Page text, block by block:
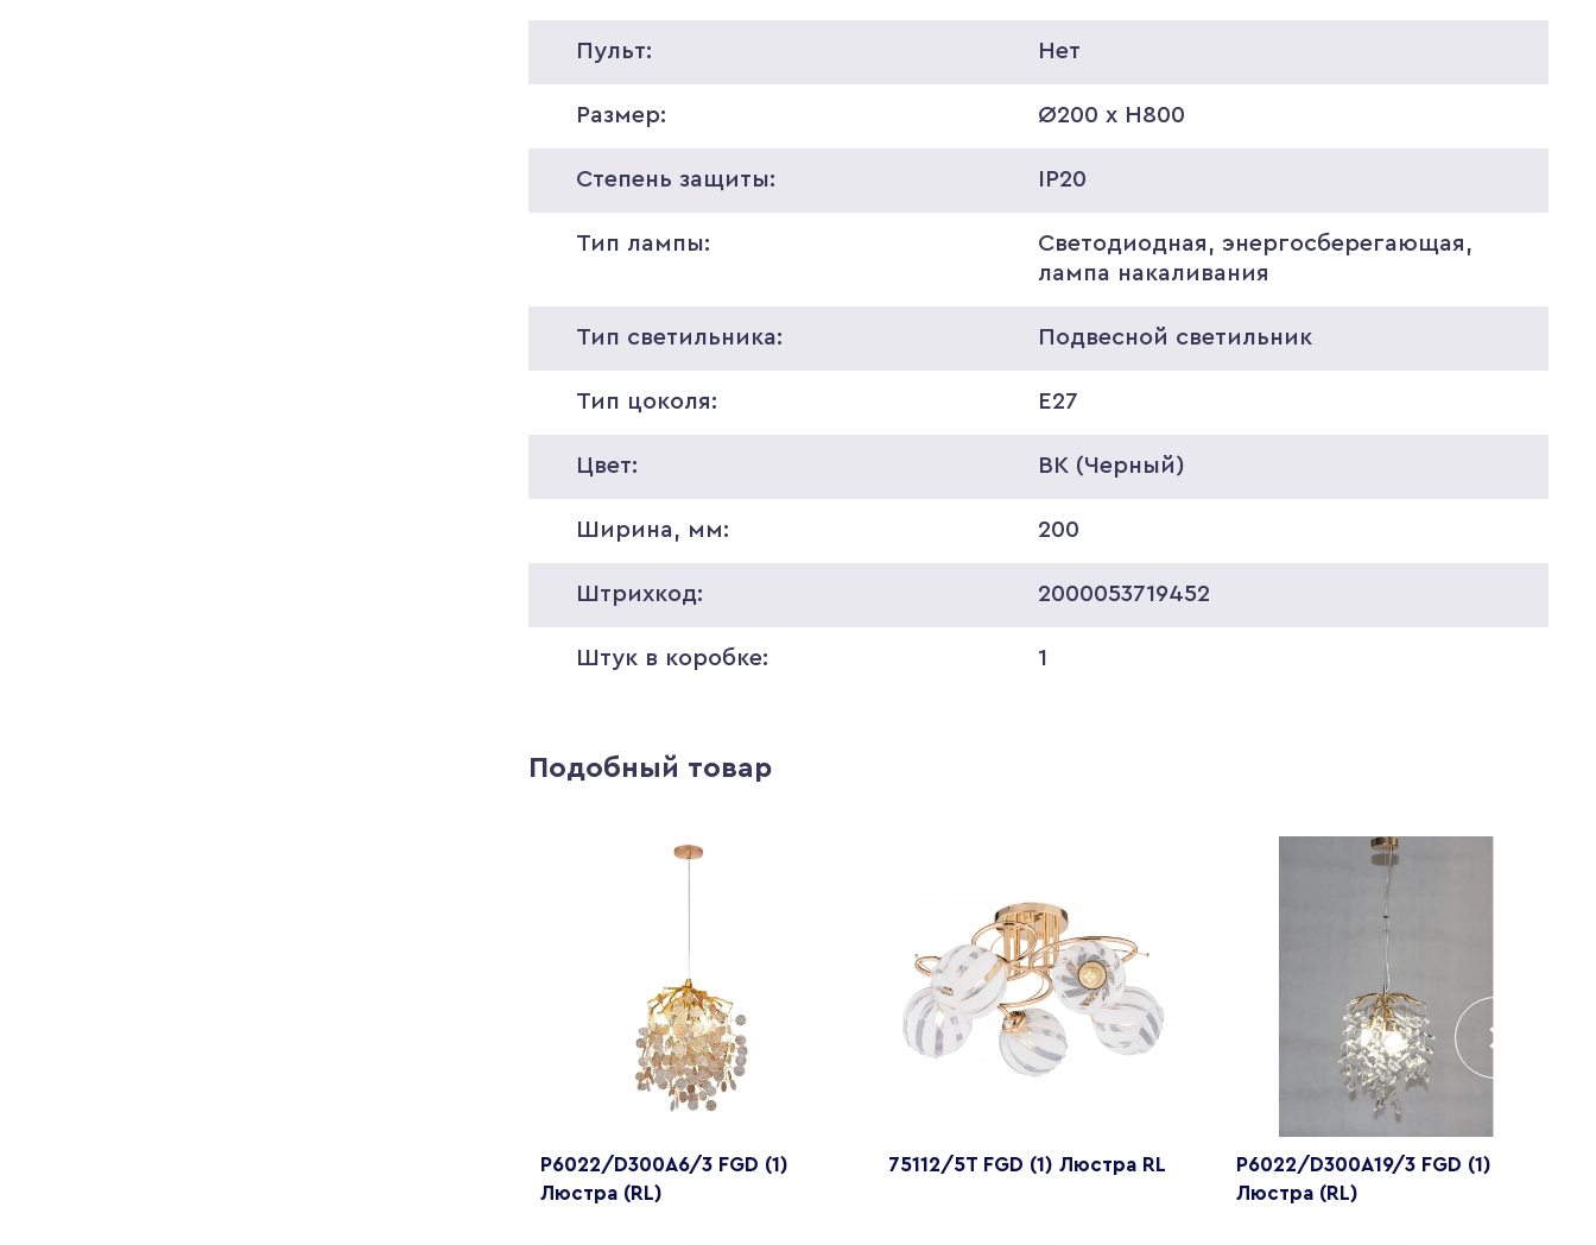
Пульт: Нет
Размер: Ø200 x H800
Степень защиты: IP20
Тип лампы:
Светодиодная, энергосберегающая,
лампа накаливания
Тип светильника: Подвесной светильник
Тип цоколя: E27
Цвет: BK (Черный)
Ширина, мм: 200
Штрихкод: 2000053719452
Штук в коробке: 1
Подобный товар
P6022/D300A6/3 FGD (1)
Люстра (RL)
75112/5T FGD (1) Люстра RL
P6022/D300A19/3 FGD (1)
Люстра (RL)